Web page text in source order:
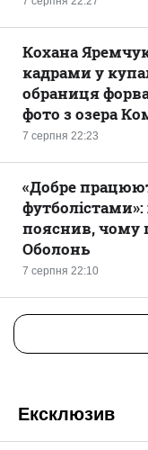
7 серпня 22:23
Кохана
кадрами у
обраниця
фото з озера
7 серпня 22:10
«Добре
пояснив, чому
Оболонь
Ексклюзив